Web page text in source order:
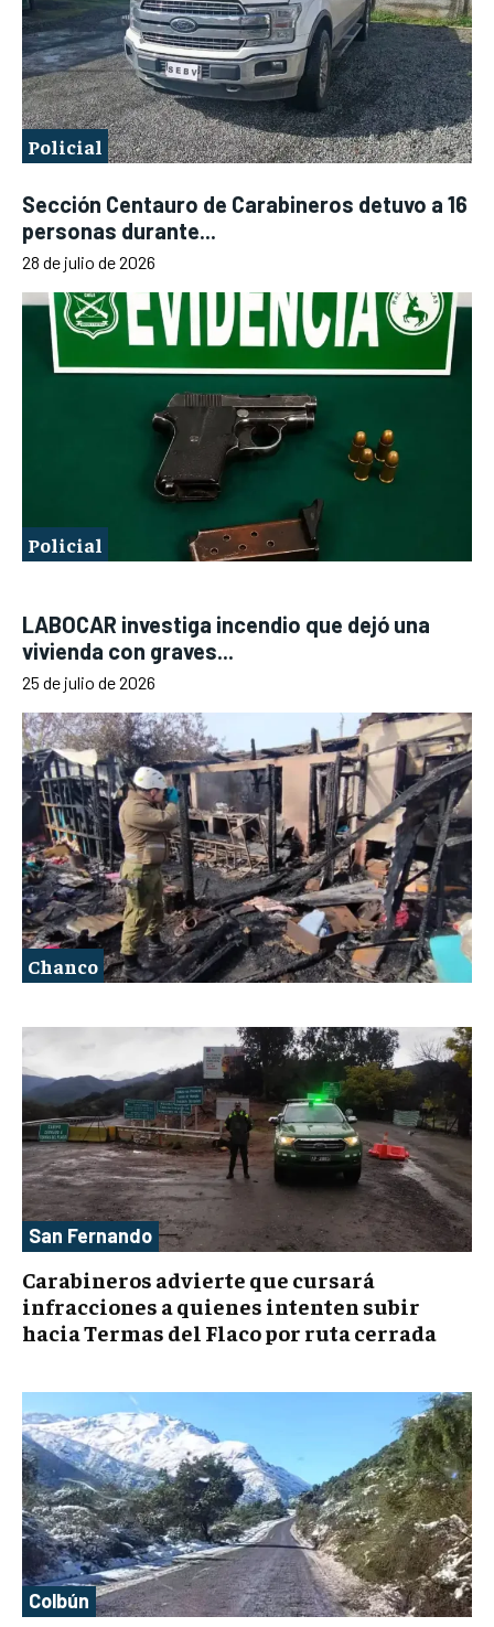
Policial
Sección Centauro de Carabineros detuvo a 16
personas durante...
28 de julio de 2026
Policial
LABOCAR investiga incendio que dejó una
vivienda con graves...
25 de julio de 2026
Chanco
San Fernando
Carabineros advierte que cursará
infracciones a quienes intenten subir
hacia Termas del Flaco por ruta cerrada
Colbún